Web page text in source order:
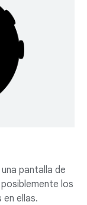
pantalla de
los
en ellas.